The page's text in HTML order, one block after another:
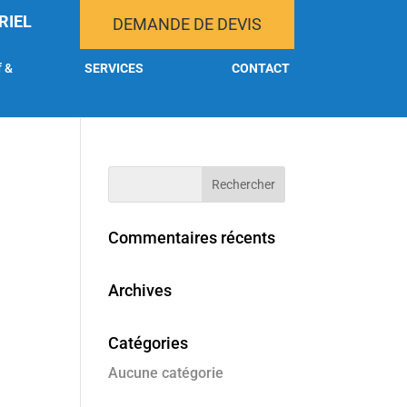
SERVICES
DEMANDE DE DEVIS
CONTACT
&
Commentaires récents
Archives
Catégories
Aucune catégorie